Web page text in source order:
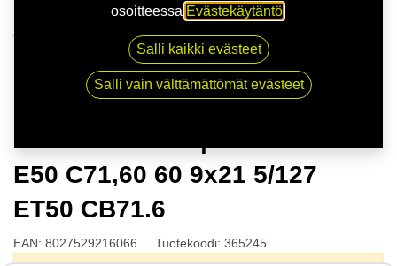
MSW 51 G.BLK | 9X21 5-127 E50 C71,60 60 9x21
5/127 ET50 CB71.6
E50 C71,60 60 9x21 5/127
ET50 CB71.6
EAN: 8027529216066 Tuotekoodi: 365245
osoitteessa Evästekäytäntö
Salli kaikki evästeet
Salli vain välttämättömät evästeet